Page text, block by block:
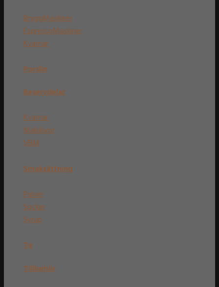
BryggMaskiner
EspressoMaskiner
Kvarnar
Porslin
Reservdelar
Kvarnar
Malskivor
VBM
Smaksättning
Pulver
Socker
Syrup
Te
Tillbehör